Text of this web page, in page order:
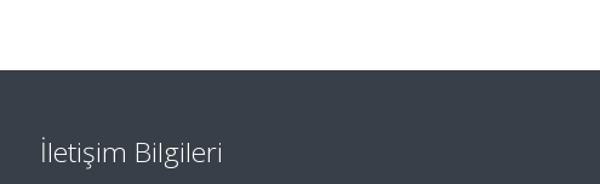
İletişim Bilgileri